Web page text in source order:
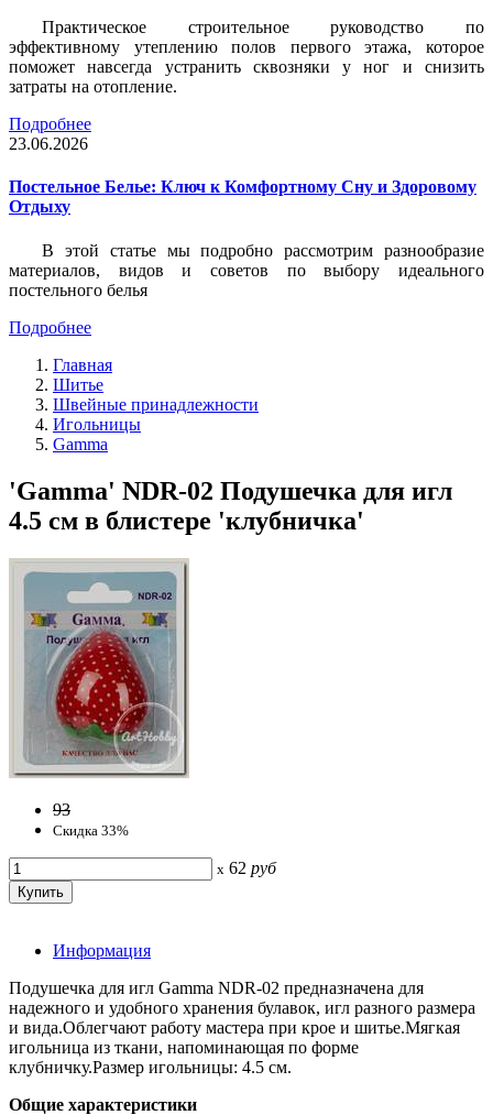
Практическое строительное руководство по
эффективному утеплению полов первого этажа, которое
поможет навсегда устранить сквозняки у ног и снизить
затраты на отопление.
Подробнее
23.06.2026
Постельное Белье: Ключ к Комфортному Сну и Здоровому
Отдыху
В этой статье мы подробно рассмотрим разнообразие
материалов, видов и советов по выбору идеального
постельного белья
Подробнее
Главная
Шитье
Швейные принадлежности
Игольницы
Gamma
'Gamma' NDR-02 Подушечка для игл
4.5 см в блистере 'клубничка'
93
Скидка 33%
x 62 руб
Информация
Подушечка для игл Gamma NDR-02 предназначена для
надежного и удобного хранения булавок, игл разного размера
и вида.Облегчают работу мастера при крое и шитье.Мягкая
игольница из ткани, напоминающая по форме
клубничку.Размер игольницы: 4.5 см.
Общие характеристики